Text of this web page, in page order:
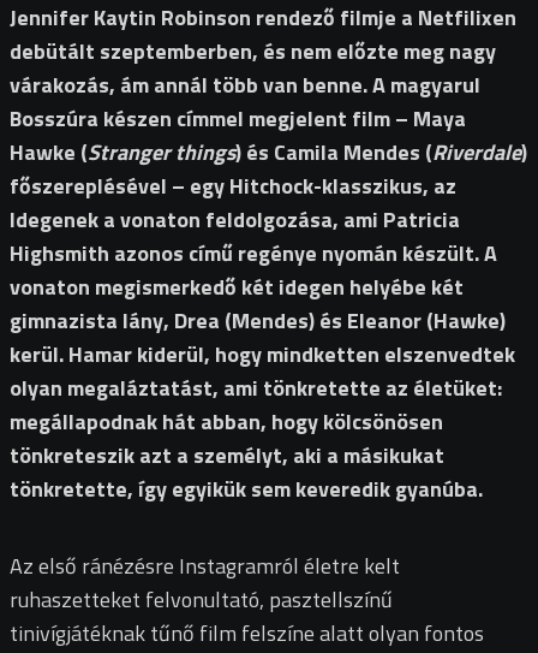
Jennifer Kaytin Robinson rendező filmje a Netfilixen
debütált szeptemberben, és nem előzte meg nagy
várakozás, ám annál több van benne. A magyarul
Bosszúra készen címmel megjelent film – Maya
Hawke (Stranger things) és Camila Mendes (Riverdale)
főszereplésével – egy Hitchock-klasszikus, az
Idegenek a vonaton feldolgozása, ami Patricia
Highsmith azonos című regénye nyomán készült. A
vonaton megismerkedő két idegen helyébe két
gimnazista lány, Drea (Mendes) és Eleanor (Hawke)
kerül. Hamar kiderül, hogy mindketten elszenvedtek
olyan megaláztatást, ami tönkretette az életüket:
megállapodnak hát abban, hogy kölcsönösen
tönkreteszik azt a személyt, aki a másikukat
tönkretette, így egyikük sem keveredik gyanúba.
Az első ránézésre Instagramról életre kelt
ruhaszetteket felvonultató, pasztellszínű
tinivígjátéknak tűnő film felszíne alatt olyan fontos